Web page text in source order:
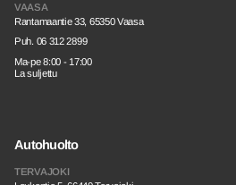
VAASA
Rantamaantie 33, 65350 Vaasa
Puh. 06 312 2899
Ma-pe 8:00 - 17:00
La suljettu
Autohuolto
TERVAJOKI